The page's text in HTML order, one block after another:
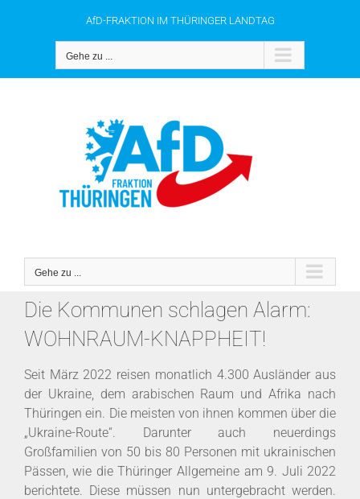
AfD-FRAKTION IM THÜRINGER LANDTAG
Gehe zu ...
Gehe zu ...
Die Kommunen schlagen Alarm:
WOHNRAUM-KNAPPHEIT!
Seit März 2022 reisen monatlich 4.300Ausländer aus
der Ukraine, dem arabischen Raum und Afrika nach
Thüringenein Die meisten von ihnen kommen über die
„Ukraine-Route“. Darunter auch neuerdings
Großfamilien von 50 bis 80 Personen mit ukrainischen
Pässen, wie die Thüringer Allgemeine am 9. Juli 2022
berichtete. Diese müssen nun untergebracht werden.